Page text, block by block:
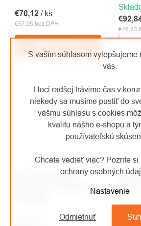
S vaším súhlasom vylepšujeme
vás.
Hoci radšej trávime čas v
niekedy sa musíme pustiť do
vášmu súhlasu s cookies
kvalitu nášho e-shopu a
používateľskú
Chcete vedieť viac? Pozrite si
ochrany osobných
Nastavenie
Odmietnuť
€57,95 bez DPH
€70,12 / ks
€76,73
NOTCH organizér
Petzl
INT